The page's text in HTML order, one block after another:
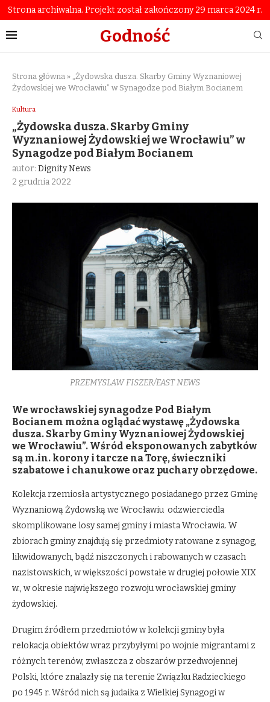
Strona archiwalna. Projekt został zakończony 29 marca 2024 r.
Godność
Strona główna » „Żydowska dusza. Skarby Gminy Wyznaniowej
Żydowskiej we Wrocławiu” w Synagodze pod Białym Bocianem
Kultura
„Żydowska dusza. Skarby Gminy
Wyznaniowej Żydowskiej we Wrocławiu” w
Synagodze pod Białym Bocianem
autor: Dignity News
2 grudnia 2022
PRZEMYSLAW FISZER/EAST NEWS
We wrocławskiej synagodze Pod Białym
Bocianem można oglądać wystawę „Żydowska
dusza. Skarby Gminy Wyznaniowej Żydowskiej
we Wrocławiu”. Wśród eksponowanych zabytków
są m.in. korony i tarcze na Torę, świeczniki
szabatowe i chanukowe oraz puchary obrzędowe.
Kolekcja rzemiosła artystycznego posiadanego przez Gminę
Wyznaniową Żydowską we Wrocławiu odzwierciedla
skomplikowane losy samej gminy i miasta Wrocławia. W
zbiorach gminy znajdują się przedmioty ratowane z synagog,
likwidowanych, bądź niszczonych i rabowanych w czasach
nazistowskich, w większości powstałe w drugiej połowie XIX
w., w okresie największego rozwoju wrocławskiej gminy
żydowskiej.
Drugim źródłem przedmiotów w kolekcji gminy była
relokacja obiektów wraz przybyłymi po wojnie migrantami z
różnych terenów, zwłaszcza z obszarów przedwojennej
Polski, które znalazły się na terenie Związku Radzieckiego
po 1945 r. Wśród nich są judaika z Wielkiej Synagogi w